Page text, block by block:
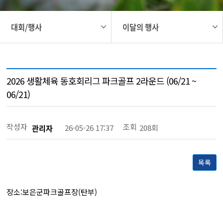
열기
대회/행사 이달의 행사
2026 생활체육 동호회리그 파크골프 2라운드 (06/21 ~
06/21)
작성자 관리자 26-05-26 17:37 조회 208회
목록
장소:보은군파크골프장(탄부)